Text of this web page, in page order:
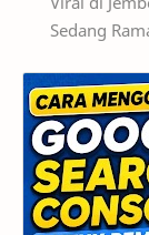
Sedang Ramai